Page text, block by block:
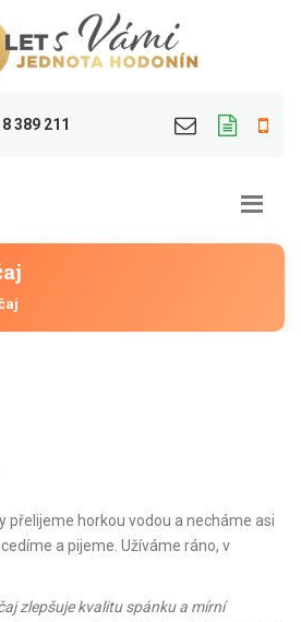
389 211
přelijeme horkou vodou a necháme asi
a pijeme. Užíváme ráno, v
zlepšuje kvalitu spánku a mírní